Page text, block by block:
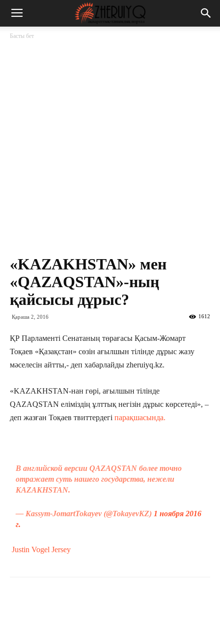
Басты бет
«KAZAKHSTAN» мен
«QAZAQSTAN»-ның
қайсысы дұрыс?
Қараша 2, 2016 1612
ҚР Парламенті Сенатаның төрағасы Қасым-Жомарт
Тоқаев «Қазақстан» сөзін ағылшын тілінде дұрыс жазу
мәселесін айтты,- деп хабарлайды zheruiyq.kz.
«KAZAKHSTAN-нан гөрі, ағылшын тілінде
QAZAQSTAN еліміздің ұлттық негізін дұрыс көрсетеді», –
деп жазған Тоқаев твиттердегі парақшасында.
В английской версии QAZAQSTAN более точно
отражает суть нашего государства, нежели
KAZAKHSTAN.
— Kassym-JomartTokayev (@TokayevKZ) 1 ноября 2016
г.
Justin Vogel Jersey